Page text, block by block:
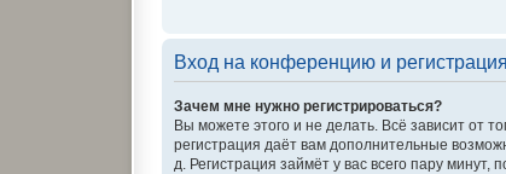
Вход на конференцию и регистрация
Зачем мне нужно регистрироваться?
Вы можете этого и не делать. Всё зависит от
регистрация даёт вам дополнительные
д. Регистрация займёт у вас всего пару минут,